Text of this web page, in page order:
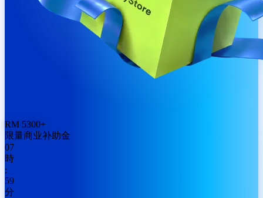
RM 5300+
限量商业补助金
07
時
:
59
分